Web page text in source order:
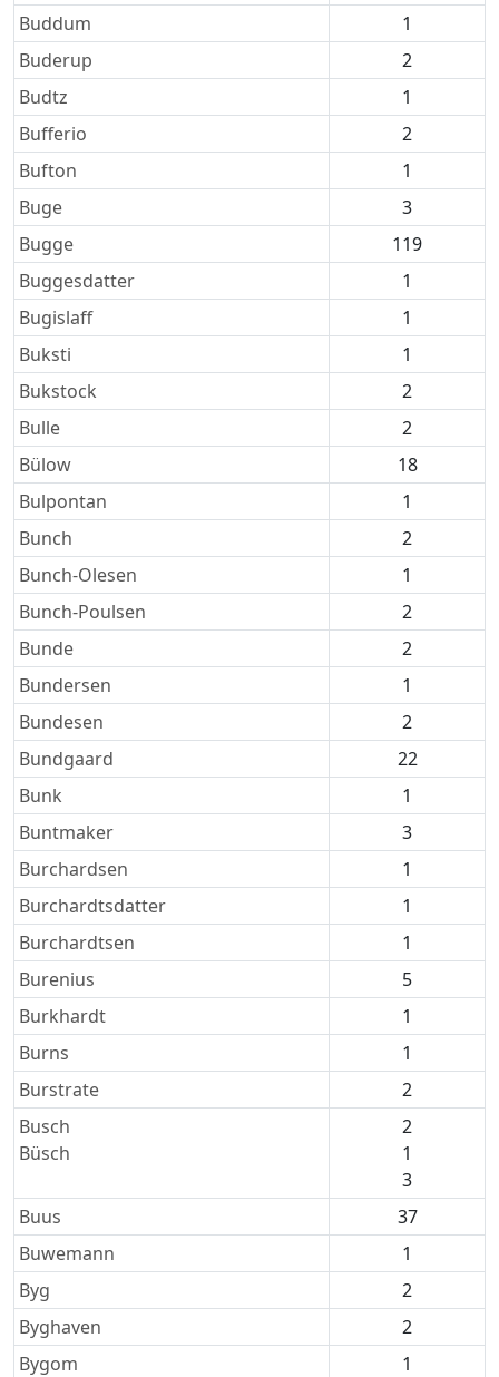
Buddum
1
Buderup
2
Budtz
1
Bufferio
2
Bufton
1
Buge
3
Bugge
119
Buggesdatter
1
Bugislaff
1
Buksti
1
Bukstock
2
Bulle
2
Bülow
18
Bulpontan
1
Bunch
2
Bunch-Olesen
1
Bunch-Poulsen
2
Bunde
2
Bundersen
1
Bundesen
2
Bundgaard
22
Bunk
1
Buntmaker
3
Burchardsen
1
Burchardtsdatter
1
Burchardtsen
1
Burenius
5
Burkhardt
1
Burns
1
Burstrate
2
Busch
Büsch
2
1
3
Buus
37
Buwemann
1
Byg
2
Byghaven
2
Bygom
1